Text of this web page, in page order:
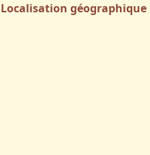
Localisation géographique